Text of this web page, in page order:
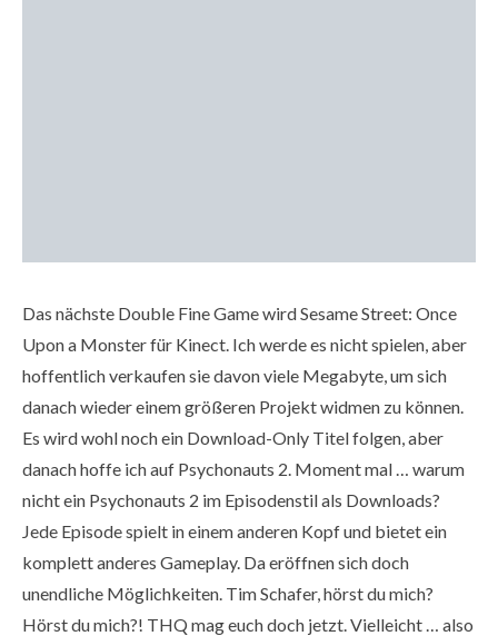
Das nächste Double Fine Game wird Sesame Street: Once
Upon a Monster für Kinect. Ich werde es nicht spielen, aber
hoffentlich verkaufen sie davon viele Megabyte, um sich
danach wieder einem größeren Projekt widmen zu können.
Es wird wohl noch ein Download-Only Titel folgen, aber
danach hoffe ich auf Psychonauts 2. Moment mal … warum
nicht ein Psychonauts 2 im Episodenstil als Downloads?
Jede Episode spielt in einem anderen Kopf und bietet ein
komplett anderes Gameplay. Da eröffnen sich doch
unendliche Möglichkeiten. Tim Schafer, hörst du mich?
Hörst du mich?! THQ mag euch doch jetzt. Vielleicht … also